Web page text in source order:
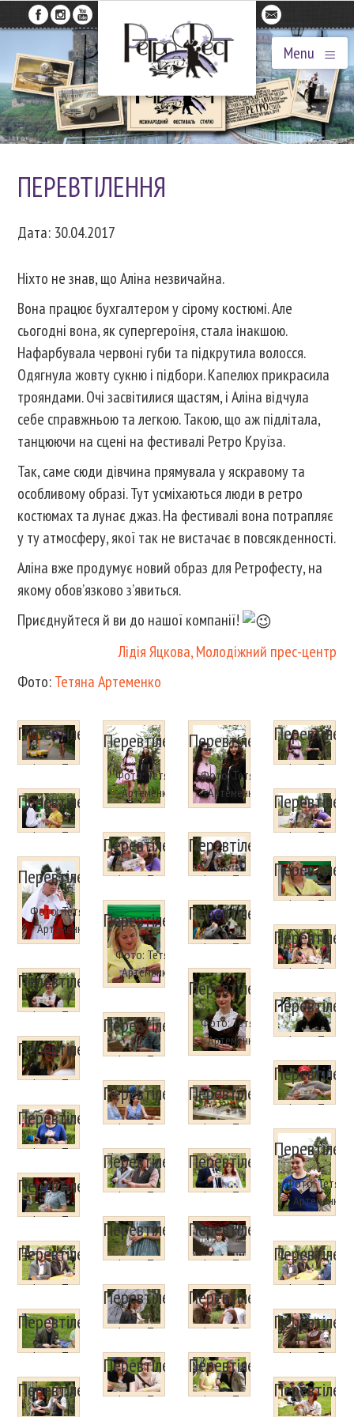
Menu ≡
ПЕРЕВТІЛЕННЯ
Дата: 30.04.2017
Ніхто не знав, що Аліна незвичайна.
Вона працює бухгалтером у сірому костюмі. Але
сьогодні вона, як супергероїня, стала інакшою.
Нафарбувала червоні губи та підкрутила волосся.
Одягнула жовту сукню і підбори. Капелюх прикрасила
трояндами. Очі засвітилися щастям, і Аліна відчула
себе справжньою та легкою. Такою, що аж підлітала,
танцюючи на сцені на фестивалі Ретро Круїза.
Так, саме сюди дівчина прямувала у яскравому та
особливому образі. Тут усміхаються люди в ретро
костюмах та лунає джаз. На фестивалі вона потрапляє
у ту атмосферу, якої так не вистачає в повсякденності.
Аліна вже продумує новий образ для Ретрофесту, на
якому обов’язково з’явиться.
Приєднуйтеся й ви до нашої компанії!
Лідія Яцкова, Молодіжний прес-центр
Фото:Тетяна Артеменко
Перевтілення
Фото: Тетяна
Артеменко
Перевтілення
Фото: Тетяна
Артеменко
Перевтілення
Фото: Тетяна
Артеменко
Фото: Тетяна
Артеменко
Перевтілення
Фото: Тетяна
Артеменко
Фото: Тетяна
Артеменко
Перевтілення
Фото: Тетяна
Артеменко
Перевтілення
Фото: Тетяна
Артеменко
Перевтілення
Фото: Тетяна
Артеменко
Фото: Тетяна
Артеменко
Перевтілення
Фото: Тетяна
Артеменко
Перевтілення
Фото: Тетяна
Артеменко
Фото: Тетяна
Артеменко
Перевтілення
Фото: Тетяна
Артеменко
Перевтілення
Фото: Тетяна
Артеменко
Фото: Тетяна
Артеменко
Перевтілення
Фото: Тетяна
Артеменко
Перевтілення
Фото: Тетяна
Артеменко
Фото: Тетяна
Артеменко
Перевтілення
Фото: Тетяна
Артеменко
Перевтілення
Фото: Тетяна
Артеменко
Перевтілення
Фото: Тетяна
Артеменко
Фото: Тетяна
Артеменко
Перевтілення
Фото: Тетяна
Артеменко
Перевтілення
Фото: Тетяна
Артеменко
Перевтілення
Фото: Тетяна
Артеменко
Перевтілення
Фото: Тетяна
Артеменко
Перевтілення
Фото: Тетяна
Артеменко
Фото: Тетяна
Артеменко
Перевтілення
Фото: Тетяна
Артеменко
Перевтілення
Фото: Тетяна
Артеменко
Перевтілення
Фото: Тетяна
Артеменко
Фото: Тетяна
Артеменко
Перевтілення
Фото: Тетяна
Артеменко
Перевтілення
Фото: Тетяна
Перевтілення
Фото: Тетяна
Перевтілення